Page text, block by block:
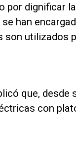
por dignificar
han
son utilizados
que, desde
con